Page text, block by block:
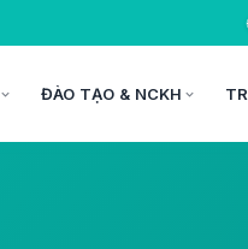
ĐÀO TẠO & NCKH